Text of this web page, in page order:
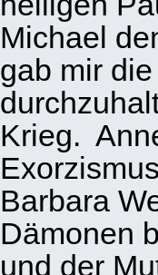
Michael
gab mir
Krieg.
Barbara
Dämonen
und der